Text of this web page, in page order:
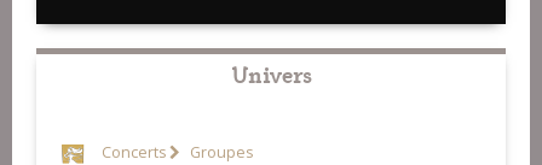
Univers
Concerts Groupes